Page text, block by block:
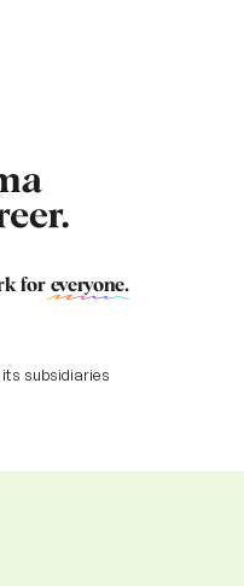
for everyone.
subsidiaries